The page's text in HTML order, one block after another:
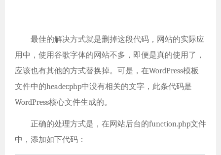
最佳的解决方式就是删掉这段代码，网站的实际应
用中，使用谷歌字体的网站不多，即便是真的使用了，
应该也有其他的方式替换掉。可是，在WordPress模板
文件中的header.php中没有相关的文字，此条代码是
WordPress核心文件生成的。
正确的处理方式是，在网站后台的function.php文件
中，添加如下代码：